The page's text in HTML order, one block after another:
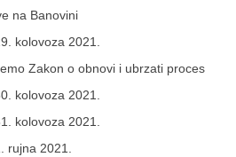
na Banovini
kolovoza 2021.
Zakon o obnovi i ubrzati proces
kolovoza 2021.
kolovoza 2021.
rujna 2021.